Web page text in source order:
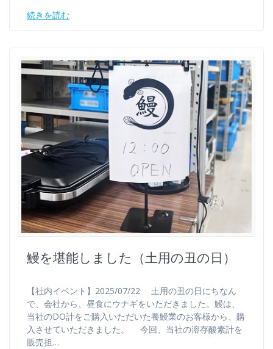
続きを読む
鰻を堪能しました（土用の丑の日）
【社内イベント】2025/07/22 土用の丑の日にちなん
で、会社から、昼食にウナギをいただきました。鰻は、
当社のDO計をご購入いただいた養鰻業のお客様から、購
入させていただきました。 今回、当社の溶存酸素計を
販売担…